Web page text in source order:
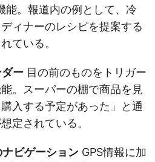
能。報道内の例として、冷
ィナーのレシピを提案する
ている。
ー 目の前のものをトリガー
。スーパーの棚で商品を見
入する予定があった」と通
定されている。
ビゲーション GPS情報に加